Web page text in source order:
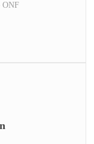
ONF